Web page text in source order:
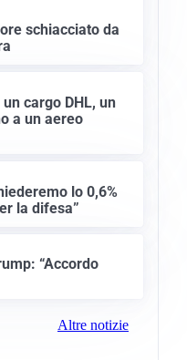
schiacciato da
cargo DHL, un
a un aereo
lo 0,6%
la difesa”
“Accordo
Altre notizie